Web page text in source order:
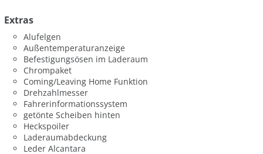
Extras
Alufelgen
Außentemperaturanzeige
Befestigungsösen im Laderaum
Chrompaket
Coming/Leaving Home Funktion
Drehzahlmesser
Fahrerinformationssystem
getönte Scheiben hinten
Heckspoiler
Laderaumabdeckung
Leder Alcantara